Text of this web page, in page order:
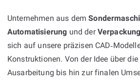
Unternehmen aus dem
Automatisierung und der
sich auf unsere präzisen
Konstruktionen. Von der Idee über
Ausarbeitung bis hin zur finalen